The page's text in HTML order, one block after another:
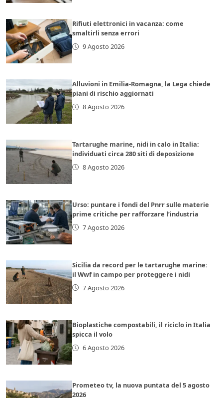
Rifiuti elettronici in vacanza: come
smaltirli senza errori
9 Agosto 2026
Alluvioni in Emilia-Romagna, la Lega chiede
piani di rischio aggiornati
8 Agosto 2026
Tartarughe marine, nidi in calo in Italia:
individuati circa 280 siti di deposizione
8 Agosto 2026
Urso: puntare i fondi del Pnrr sulle materie
prime critiche per rafforzare l’industria
7 Agosto 2026
Sicilia da record per le tartarughe marine:
il Wwf in campo per proteggere i nidi
7 Agosto 2026
Bioplastiche compostabili, il riciclo in Italia
spicca il volo
6 Agosto 2026
Prometeo tv, la nuova puntata del 5 agosto
2026